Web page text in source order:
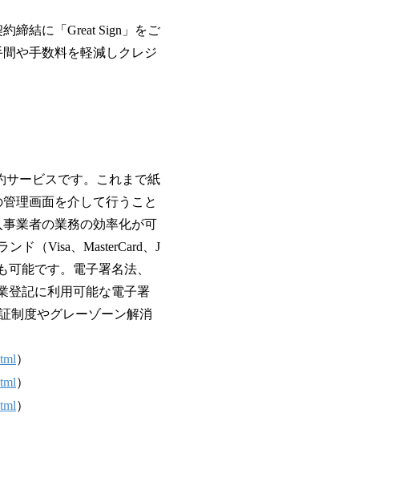
締結に「Great Sign」をご
や手数料を軽減しクレジ
サービスです。これまで紙
理画面を介して行うこと
業者の業務の効率化が可
ド（Visa、MasterCard、J
可能です。電子署名法、
登記に利用可能な電子署
制度やグレーゾーン解消
）
）
）